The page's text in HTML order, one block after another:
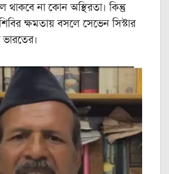
থাকবে না কোন অস্থিরতা। কিন্তু
ক্ষমতায় বসলে সেভেন সিস্টার